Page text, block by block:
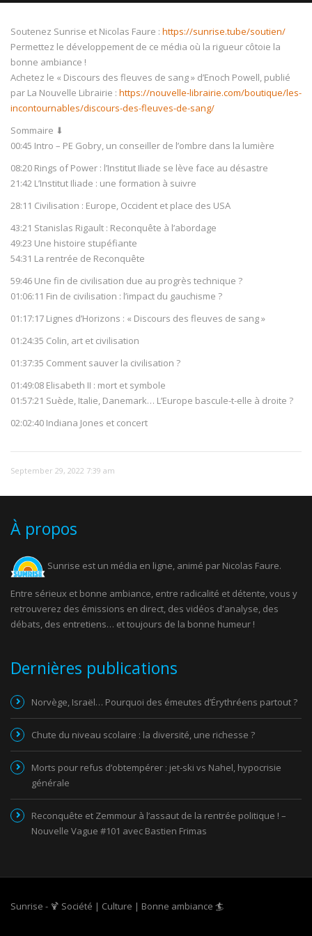
NOW PLAYING
Soutenez Sunrise et Nicolas Faure : https://sunrise.tube/soutien/
Permettez le développement de ce média où la rigueur côtoie la
bonne ambiance !
Achetez le « Discours des fleuves de sang » d’Enoch Powell, publié
par La Nouvelle Librairie : https://nouvelle-librairie.com/boutique/les-
incontournables/discours-des-fleuves-de-sang/
Sommaire ⬇
00:45 Intro – PE Gobry, un conseiller de l’ombre dans la lumière
08:20 Rings of Power : l’Institut Iliade se lève face au désastre
21:42 L’Institut Iliade : une formation à suivre
28:11 Civilisation : Europe, Occident et place des USA
43:21 Stanislas Rigault : Reconquête à l’abordage
49:23 Une histoire stupéfiante
54:31 La rentrée de Reconquête
59:46 Une fin de civilisation due au progrès technique ?
01:06:11 Fin de civilisation : l’impact du gauchisme ?
01:17:17 Lignes d’Horizons : « Discours des fleuves de sang »
01:24:35 Colin, art et civilisation
01:37:35 Comment sauver la civilisation ?
01:49:08 Elisabeth II : mort et symbole
01:57:21 Suède, Italie, Danemark… L’Europe bascule-t-elle à droite ?
02:02:40 Indiana Jones et concert
September 29, 2022 7:39 am
À propos
Sunrise est un média en ligne, animé par Nicolas Faure.
Entre sérieux et bonne ambiance, entre radicalité et détente, vous y
retrouverez des émissions en direct, des vidéos d'analyse, des
débats, des entretiens… et toujours de la bonne humeur !
Dernières publications
Norvège, Israël… Pourquoi des émeutes d’Érythréens partout ?
Chute du niveau scolaire : la diversité, une richesse ?
Morts pour refus d’obtempérer : jet-ski vs Nahel, hypocrisie
générale
Reconquête et Zemmour à l’assaut de la rentrée politique ! –
Nouvelle Vague #101 avec Bastien Frimas
Sunrise - 🍹 Société | Culture | Bonne ambiance 🏄